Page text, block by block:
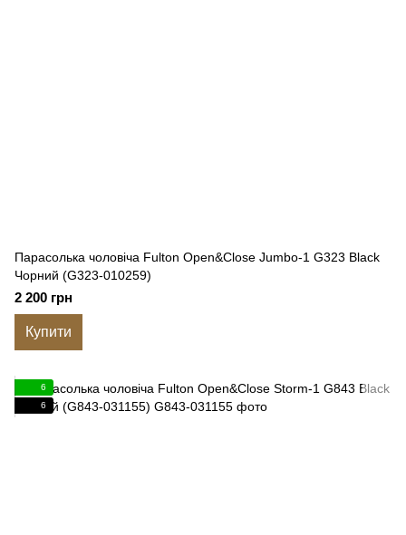
Парасолька чоловіча Fulton Open&Close Jumbo-1 G323 Black
Чорний (G323-010259)
2 200 грн
Купити
6
6